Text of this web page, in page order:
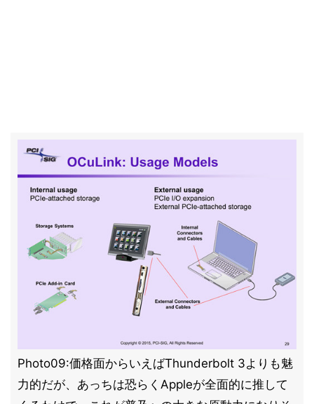
Photo09:価格面からいえばThunderbolt 3よりも魅
力的だが、あっちは恐らくAppleが全面的に推して